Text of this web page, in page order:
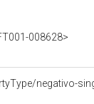
008628>
negativo-